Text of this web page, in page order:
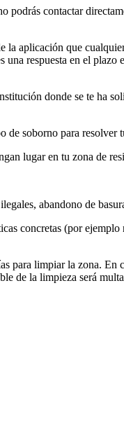
contactar
la aplicación que
respuesta en el plazo
donde se te ha
de soborno para resolver
lugar en tu zona de
abandono de
concretas (por
para limpiar la zona.
de la limpieza será